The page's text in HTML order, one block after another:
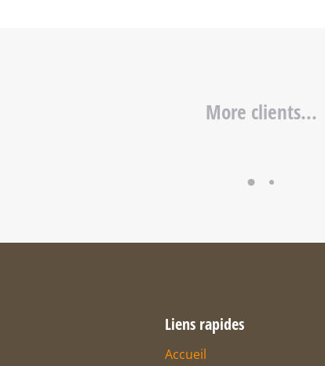
More clients...
Liens rapides
Accueil